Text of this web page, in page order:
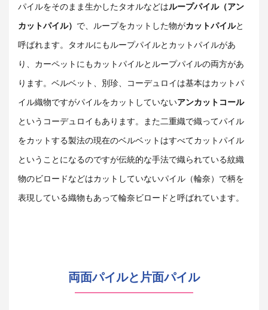
パイルをそのまま生かしたタオルなどはループパイル（アン
カットパイル） で、ループをカットした物がカットパイルと
呼ばれます。タオルにもループパイルとカットパイルがあ
り、カーペットにもカットパイルとループパイルの両方があ
ります。ベルベット、別珍、コーデュロイは基本はカットパ
イル織物ですがパイルをカットしていないアンカットコール
というコーデュロイもあります。また二重織で織ってパイル
をカットする製法の現在のベルベットはすべてカットパイル
ということになるのですが伝統的な手法で織られている紋織
物のビロードなどはカットしていないパイル（輪奈）で柄を
表現している織物もあって輪奈ビロードと呼ばれています。
両面パイルと片面パイル